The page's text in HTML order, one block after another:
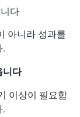
다
아니라 성과를
.
니다
이상이 필요합
.